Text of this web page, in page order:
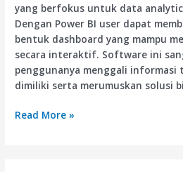
yang berfokus untuk data
Dengan Power BI user dapat
bentuk dashboard yang mampu
secara interaktif. Software ini
penggunanya menggali informasi
dimiliki serta merumuskan solusi
Read More »